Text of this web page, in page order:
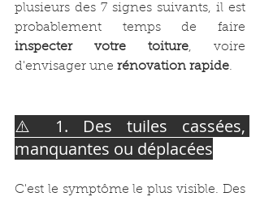
plusieurs des 7 signes suivants, il est
inspecter votre toiture, voire
d'envisager une rénovation rapide.
⚠️ 1. Des tuiles cassées,
manquantes ou déplacées
C'est le symptôme le plus visible. Des